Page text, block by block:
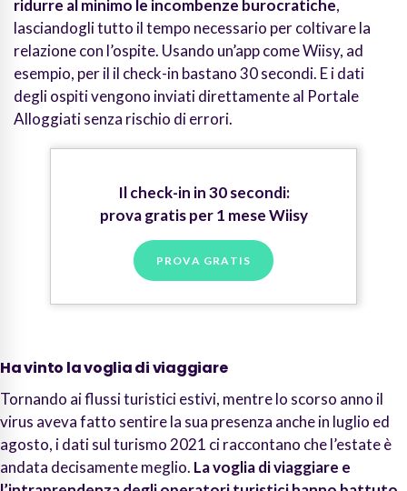
ridurre al minimo le incombenze burocratiche,
lasciandogli tutto il tempo necessario per coltivare la
relazione con l’ospite. Usando un’app come Wiisy, ad
esempio, per il il check-in bastano 30 secondi. E i dati
degli ospiti vengono inviati direttamente al Portale
Alloggiati senza rischio di errori.
Il check-in in 30 secondi:
prova gratis per 1 mese Wiisy
PROVA GRATIS
Ha vinto la voglia di viaggiare
Tornando ai flussi turistici estivi, mentre lo scorso anno il
virus aveva fatto sentire la sua presenza anche in luglio ed
agosto, i dati sul turismo 2021 ci raccontano che l’estate è
andata decisamente meglio. La voglia di viaggiare e